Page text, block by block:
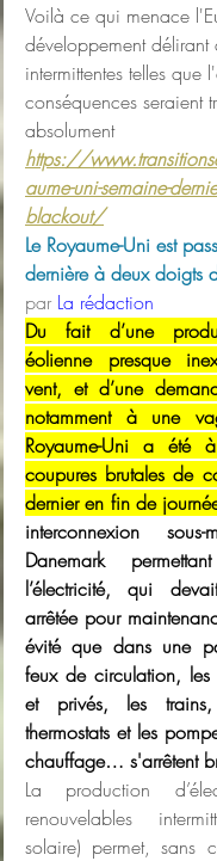
Voilà ce qui menace
développement délirant
intermittentes telles que
conséquences seraient
absolument
https://
aume-uni-semaine-
blackout/
Le Royaume-Uni est
dernière à deux doigts
par La rédaction
Du fait d’une
éolienne presque
vent, et d’une
notamment à une
Royaume-Uni a été
coupures brutales de
dernier en fin de
interconnexion
Danemark
l’électricité, qui
arrêtée pour
évité que dans une
feux de circulation,
et privés, les
thermostats et les
chauffage… s'arrêtent
La production
renouvelables
solaire) permet, sans